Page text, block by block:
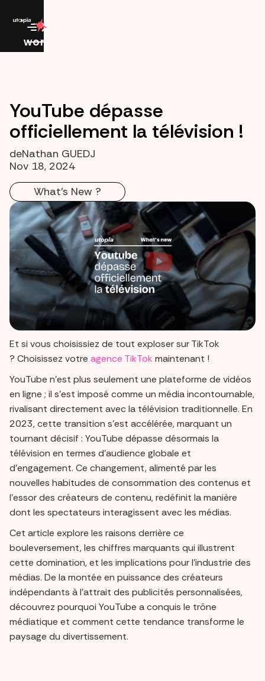
work
YouTube dépasse
officiellement la télévision !
deNathan GUEDJ
Nov 18, 2024
What's New ?
Et si vous choisissiez de tout exploser sur TikTok
? Choisissez votre agence TikTok maintenant !
YouTube n’est plus seulement une plateforme de vidéos
en ligne ; il s’est imposé comme un média incontournable,
rivalisant directement avec la télévision traditionnelle. En
2023, cette transition s’est accélérée, marquant un
tournant décisif : YouTube dépasse désormais la
télévision en termes d’audience globale et
d’engagement. Ce changement, alimenté par les
nouvelles habitudes de consommation des contenus et
l’essor des créateurs de contenu, redéfinit la manière
dont les spectateurs interagissent avec les médias.
Cet article explore les raisons derrière ce
bouleversement, les chiffres marquants qui illustrent
cette domination, et les implications pour l’industrie des
médias. De la montée en puissance des créateurs
indépendants à l’attrait des publicités personnalisées,
découvrez pourquoi YouTube a conquis le trône
médiatique et comment cette tendance transforme le
paysage du divertissement.